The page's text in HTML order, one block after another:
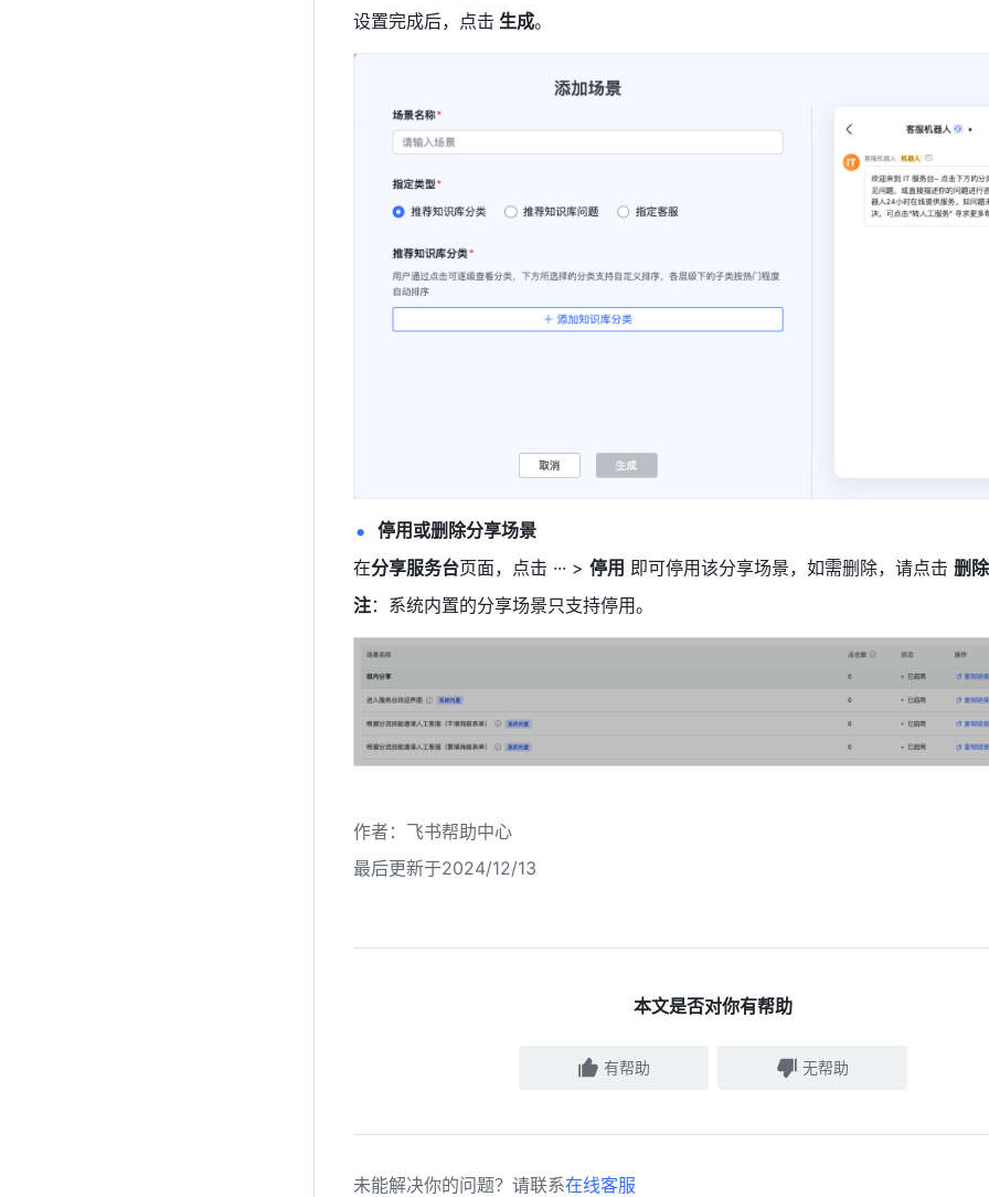
设置完成后，点击 生成。
停用或删除分享场景
在分享服务台页面，点击 ··· > 停用 即可停用该分享场景，如需删除，请点击 删除
注：系统内置的分享场景只支持停用。
作者 ： 飞书帮助中心
最后更新于2024/12/13
本文是否对你有帮助
有帮助 无帮助
未能解决你的问题？请联系在线客服